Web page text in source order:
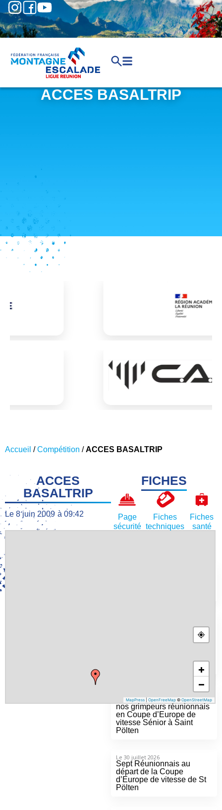
ACCES BASALTRIP
Accueil /Compétition /ACCES BASALTRIP
ACCES
BASALTRIP
Le 8 juin 2009 à 09:42
FICHES
Page
sécurité
Fiches
techniques
Fiches
santé
De l’or, de l’argent et du
réunionnais remportent 4
Deux top 6 européens pour
nos grimpeurs réunionnais
en Coupe d’Europe de
vitesse Sénior à Saint
Pölten
Le 30 juillet 2026
Sept Réunionnais au
départ de la Coupe
d’Europe de vitesse de St
Pölten